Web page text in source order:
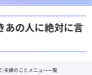
あの人に絶対に言
-夫婦のことメニュー一覧